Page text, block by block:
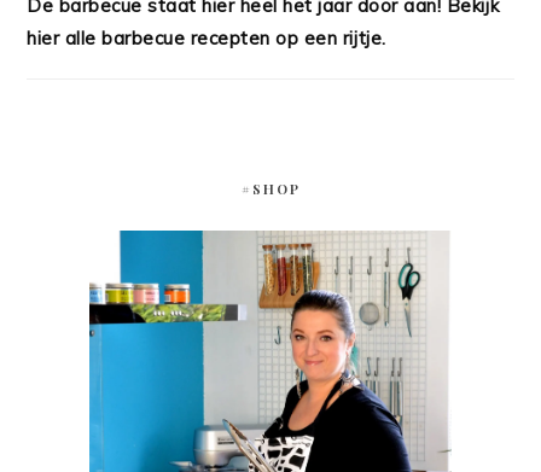
De barbecue staat hier heel het jaar door aan! Bekijk
hier alle barbecue recepten op een rijtje.
#SHOP